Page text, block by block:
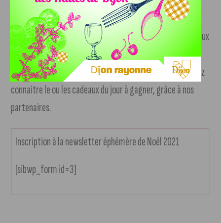
Pour ne rien louper…
Pour ne rien louper et être au courant des différents cadeaux
à gagner,abonnez-vous à la newsletter éphémère de
Noël 2021 !Avant tout le monde,chaque jour
, vous pourrez
connaitre le ou les cadeaux du jour à gagner, grâce à nos
partenaires.
Inscription à la newsletter éphémère de Noël 2021
[sibwp_form id=3]